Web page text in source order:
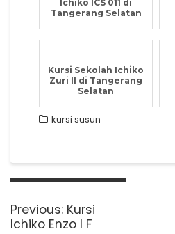
Ichiko ICS 011 di
Tangerang Selatan
Kursi Sekolah Ichiko
Zuri II di Tangerang
Selatan
kursi susun
Post
Previous: Previous
post:
Kursi
Ichiko Enzo I F